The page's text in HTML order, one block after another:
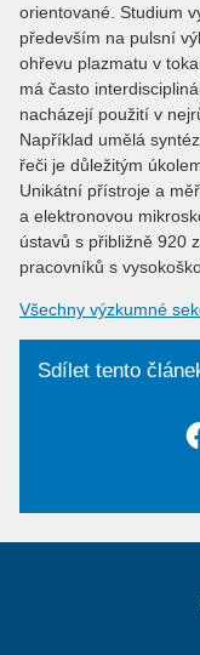
orientované. Studium
především na pulsní
ohřevu plazmatu v
má často
nacházejí použití v
Například umělá
řeči je důležitým
Unikátní přístroje a
a elektronovou
ústavů s přibližně 920
pracovníků s
Všechny výzkumné
Sdílet tento